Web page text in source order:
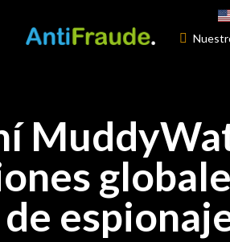

de